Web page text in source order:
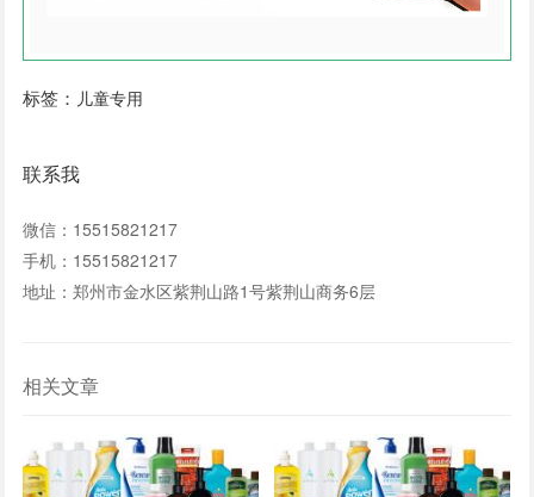
标签： 儿童专用
联系我
微信：15515821217
手机：15515821217
地址：郑州市金水区紫荆山路1号紫荆山商务6层
相关文章